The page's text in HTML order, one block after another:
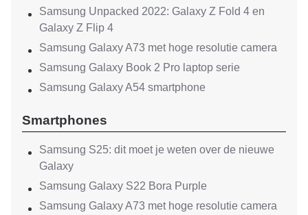
Samsung Unpacked 2022: Galaxy Z Fold 4 en
Galaxy Z Flip 4
Samsung Galaxy A73 met hoge resolutie camera
Samsung Galaxy Book 2 Pro laptop serie
Samsung Galaxy A54 smartphone
Smartphones
Samsung S25: dit moet je weten over de nieuwe
Galaxy
Samsung Galaxy S22 Bora Purple
Samsung Galaxy A73 met hoge resolutie camera